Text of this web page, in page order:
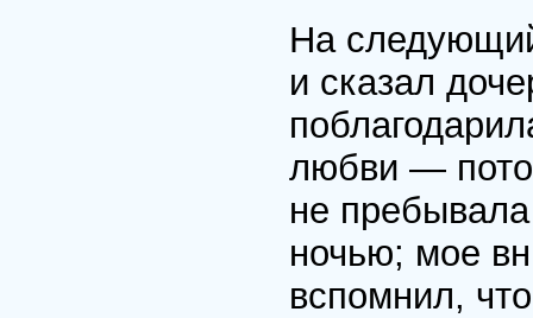
На
и сказал
любви —
не
ночью; мое
вспомнил,